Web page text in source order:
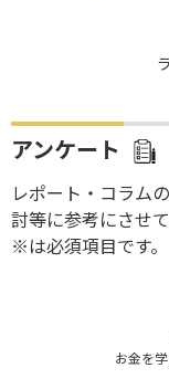
アンケート
レポート・コラム
討等に参考にさせ
※は必須項目です。
お金を